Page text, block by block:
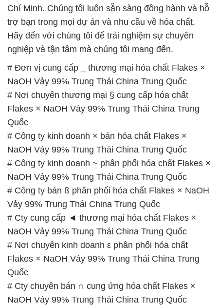
Chí Minh. Chúng tôi luôn sẵn sàng đồng hành và hỗ
trợ bạn trong mọi dự án và nhu cầu về hóa chất.
Hãy đến với chúng tôi để trải nghiệm sự chuyên
nghiệp và tận tâm mà chúng tôi mang đến.
# Đơn vị cung cấp _ thương mại hóa chất Flakes ×
NaOH Vảy 99% Trung Thái China Trung Quốc
# Nơi chuyên thương mại § cung cấp hóa chất
Flakes × NaOH Vảy 99% Trung Thái China Trung
Quốc
# Công ty kinh doanh × bán hóa chất Flakes ×
NaOH Vảy 99% Trung Thái China Trung Quốc
# Công ty kinh doanh ~ phân phối hóa chất Flakes ×
NaOH Vảy 99% Trung Thái China Trung Quốc
# Công ty bán ß phân phối hóa chất Flakes × NaOH
Vảy 99% Trung Thái China Trung Quốc
# Cty cung cấp ◄ thương mại hóa chất Flakes ×
NaOH Vảy 99% Trung Thái China Trung Quốc
# Nơi chuyên kinh doanh ε phân phối hóa chất
Flakes × NaOH Vảy 99% Trung Thái China Trung
Quốc
# Cty chuyên bán ∩ cung ứng hóa chất Flakes ×
NaOH Vảy 99% Trung Thái China Trung Quốc